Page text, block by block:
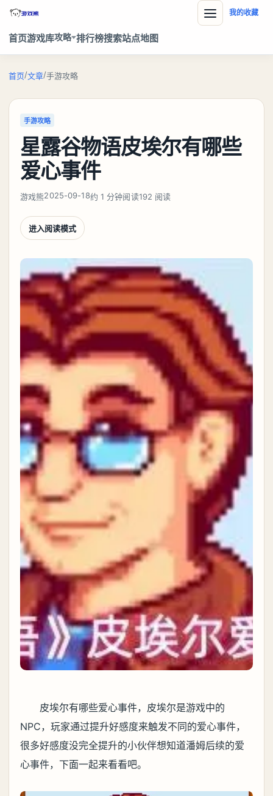
首页游戏库攻略 排行榜搜索站点地图
我的收藏
首页/文章/手游攻略
手游攻略
星露谷物语皮埃尔有哪些
爱心事件
游戏熊2025-09-18约 1 分钟阅读192 阅读
进入阅读模式
皮埃尔有哪些爱心事件，皮埃尔是游戏中的
NPC，玩家通过提升好感度来触发不同的爱心事件，
很多好感度没完全提升的小伙伴想知道潘姆后续的爱
心事件，下面一起来看看吧。